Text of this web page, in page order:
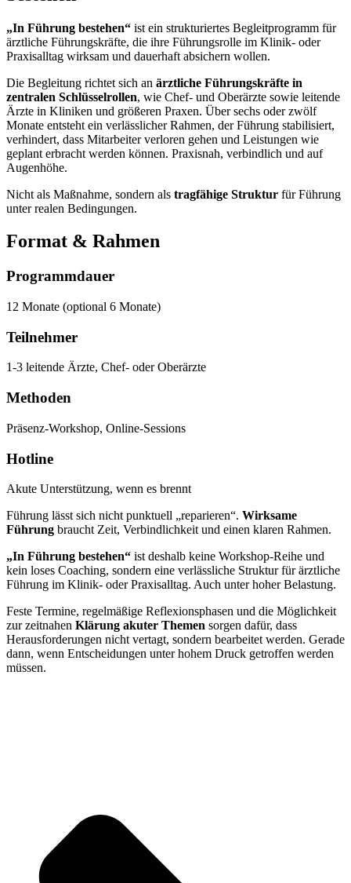
„In Führung bestehen“ ist ein strukturiertes Begleitprogramm für
ärztliche Führungskräfte, die ihre Führungsrolle im Klinik- oder
Praxisalltag wirksam und dauerhaft absichern wollen.
Die Begleitung richtet sich an ärztliche Führungskräfte in
zentralen Schlüsselrollen, wie Chef- und Oberärzte sowie leitende
Ärzte in Kliniken und größeren Praxen. Über sechs oder zwölf
Monate entsteht ein verlässlicher Rahmen, der Führung stabilisiert,
verhindert, dass Mitarbeiter verloren gehen und Leistungen wie
geplant erbracht werden können. Praxisnah, verbindlich und auf
Augenhöhe.
Nicht als Maßnahme, sondern als tragfähige Struktur für Führung
unter realen Bedingungen.
Format & Rahmen
Programmdauer
12 Monate (optional 6 Monate)
Teilnehmer
1-3 leitende Ärzte, Chef- oder Oberärzte
Methoden
Präsenz-Workshop, Online-Sessions
Hotline
Akute Unterstützung, wenn es brennt
Führung lässt sich nicht punktuell „reparieren“. Wirksame
Führung braucht Zeit, Verbindlichkeit und einen klaren Rahmen.
„In Führung bestehen“ ist deshalb keine Workshop-Reihe und
kein loses Coaching, sondern eine verlässliche Struktur für ärztliche
Führung im Klinik- oder Praxisalltag. Auch unter hoher Belastung.
Feste Termine, regelmäßige Reflexionsphasen und die Möglichkeit
zur zeitnahen Klärung akuter Themen sorgen dafür, dass
Herausforderungen nicht vertagt, sondern bearbeitet werden. Gerade
dann, wenn Entscheidungen unter hohem Druck getroffen werden
müssen.